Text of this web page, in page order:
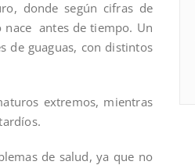
donde según cifras de
nace antes de tiempo. Un
de guaguas, con distintos
extremos, mientras
de salud, ya que no